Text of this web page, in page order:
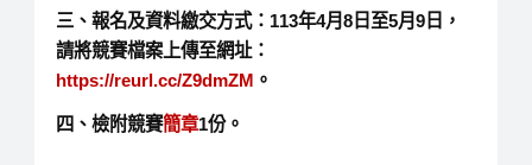
三、報名及資料繳交方式：113年4月8日至5月9日，
請將競賽檔案上傳至網址：
https://reurl.cc/Z9dmZM 。
四、檢附競賽簡章1份。